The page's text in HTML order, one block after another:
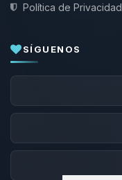
Política de Privacidad
SÍGUENOS